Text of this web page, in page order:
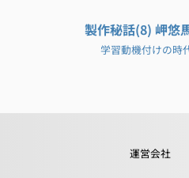
製作秘話(8) 岬悠
学習動機付けの時
運営会社